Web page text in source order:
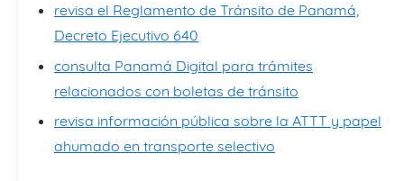
revisa el Reglamento de Tránsito de Panamá,
Decreto Ejecutivo 640
consulta Panamá Digital para trámites
relacionados con boletas de tránsito
revisa información pública sobre la ATTT y papel
ahumado en transporte selectivo